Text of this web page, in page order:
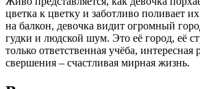
цветка к цветку и заботливо поливает
на балкон, девочка видит огромный
гудки и людской шум. Это её город, её
только ответственная учёба,
свершения – счастливая мирная жизнь.